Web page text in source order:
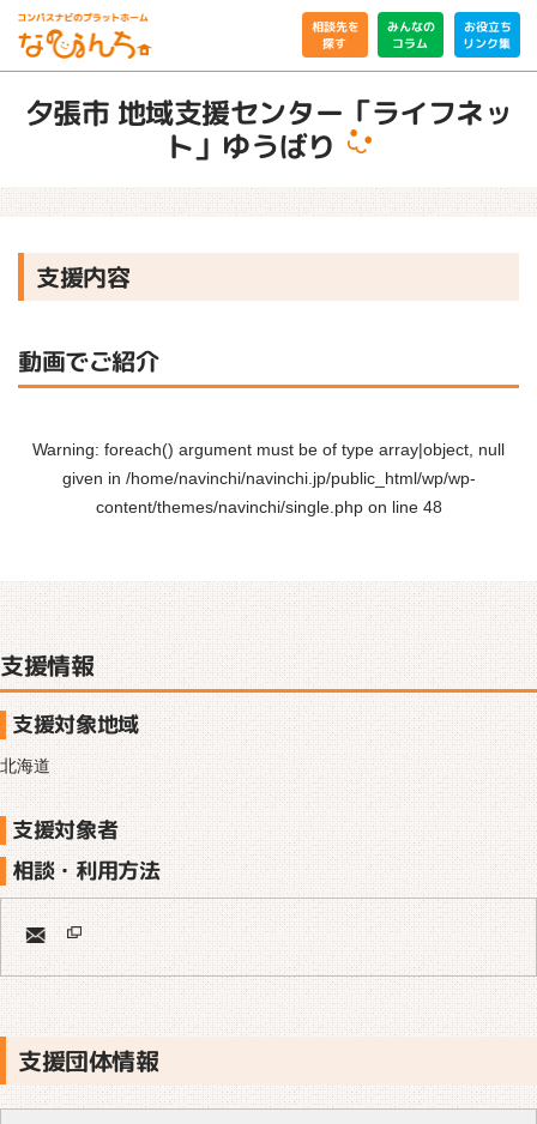
相談先を
探す
みんなの
コラム
お役立ち
リンク集
夕張市 地域支援センター「ライフネッ
ト」ゆうばり
支援内容
動画でご紹介
Warning: foreach() argument must be of type array|object, null
given in /home/navinchi/navinchi.jp/public_html/wp/wp-
content/themes/navinchi/single.phpon line 48
支援情報
支援対象地域
北海道
支援対象者
相談・利用方法
支援団体情報